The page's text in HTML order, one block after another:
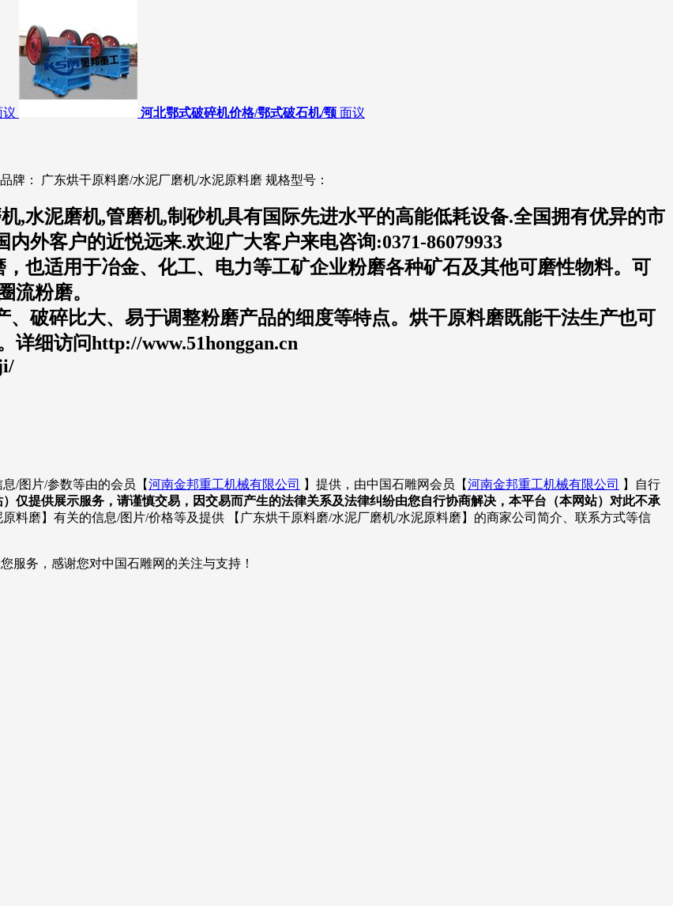
议 河北鄂式破碎机价格/鄂式破石机/颚 面议
牌： 广东烘干原料磨/水泥厂磨机/水泥原料磨 规格型号：
,水泥磨机,管磨机,制砂机具有国际先进水平的高能低耗设备.全国拥有优异的市
外客户的近悦远来.欢迎广大客户来电咨询:0371-86079933
也适用于冶金、化工、电力等工矿企业粉磨各种矿石及其他可磨性物料。可
流粉磨。
破碎比大、易于调整粉磨产品的细度等特点。烘干原料磨既能干法生产也可
详细访问http://www.51honggan.cn
/图片/参数等由的会员【河南金邦重工机械有限公司 】提供，由中国石雕网会员【河南金邦重工机械有限公司
】自行
仅提供展示服务，请谨慎交易，因交易而产生的法律关系及法律纠纷由您自行协商解决，本平台（本网站）对此不承
料磨】有关的信息/图片/价格等及提供 【广东烘干原料磨/水泥厂磨机/水泥原料磨】的商家公司简介、联系方式等信
服务，感谢您对中国石雕网的关注与支持！